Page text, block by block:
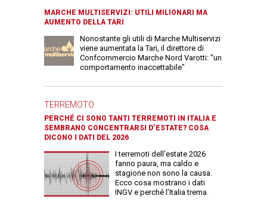
MARCHE MULTISERVIZI: UTILI MILIONARI MA
AUMENTO DELLA TARI
Nonostante gli utili di Marche Multiservizi
viene aumentata la Tari, il direttore di
Confcommercio Marche Nord Varotti: "un
comportamento inaccettabile"
TERREMOTO
PERCHÉ CI SONO TANTI TERREMOTI IN ITALIA E
SEMBRANO CONCENTRARSI D’ESTATE? COSA
DICONO I DATI DEL 2026
I terremoti dell’estate 2026
fanno paura, ma caldo e
stagione non sono la causa.
Ecco cosa mostrano i dati
INGV e perché l’Italia trema.